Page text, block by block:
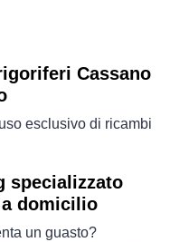
Cassano
esclusivo di ricambi
specializzato
a domicilio
un guasto?